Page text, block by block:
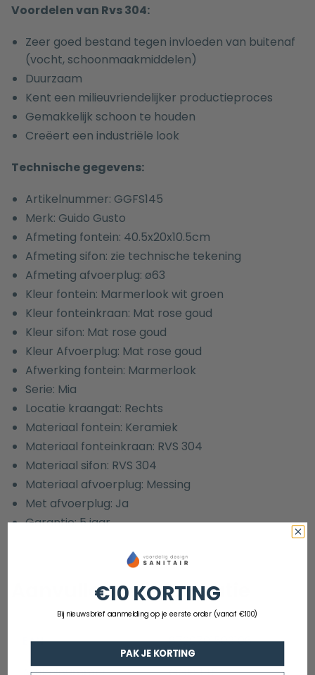
Voordelen van Rvs 304:
Zeer goed bestand tegen invloeden van buitenaf
(vocht, schoonmaakmiddelen)
Duurzaam
Kent een milieuvriendelijker productieproces
Gemakkelijk schoon te houden
Creëert een industriële look
Technische gegevens:
Artikelnummer: GGFS145
Merk: Guido Gusto
Afmeting fontein: 40.5x20x10.5cm
Afmeting sifon: zie technische tekening
Afmeting afvoerplug: ø63
Kleur fontein: Marmerlook wit groen
Kleur fonteinkraan: Mat rose goud
Kleur sifon: Mat rose goud
Kleur Afvoerplug: Mat rose goud
Afwerking fontein: Marmerlook
Serie: Mia
Locatie kraangat: Rechts
Materiaal fontein: Keramiek
Materiaal fonteinkraan: RVS 304
Materiaal sifon: RVS 304
Materiaal afvoerplug: Messing
Met afvoerplug: Ja
Garantie: 5 jaar
Aanvullende informatie
EAN
8720701503106
€10 KORTING
Bij nieuwsbrief aanmelding op je eerste order (vanaf €100)
PAK JE KORTING